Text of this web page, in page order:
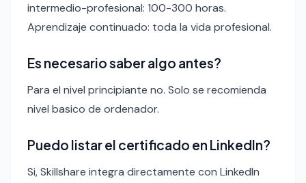
intermedio-profesional: 100-300 horas.
Aprendizaje continuado: toda la vida profesional.
Es necesario saber algo antes?
Para el nivel principiante no. Solo se recomienda
nivel basico de ordenador.
Puedo listar el certificado en LinkedIn?
Si, Skillshare integra directamente con LinkedIn